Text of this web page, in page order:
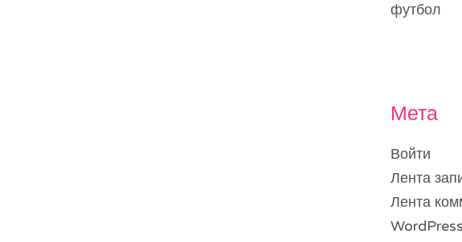
футбол
Мета
Войти
Лента
Лента